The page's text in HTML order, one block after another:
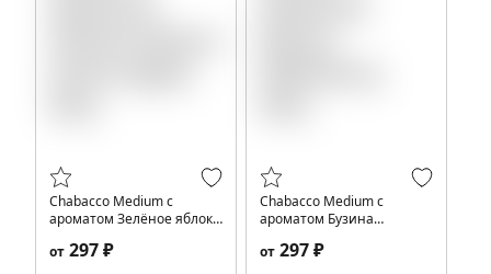
Chabacco Medium с
ароматом Зелёное яблоко
от 297 ₽
Chabacco Medium с
ароматом Бузина
от 297 ₽